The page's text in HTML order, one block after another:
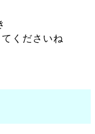
くださいね